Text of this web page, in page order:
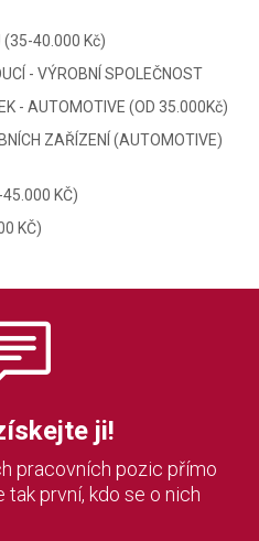
(35-40.000 Kč)
- VÝROBNÍ SPOLEČNOST
- AUTOMOTIVE (OD 35.000Kč)
ZAŘÍZENÍ (AUTOMOTIVE)
KČ)
KČ)
ji!
pracovních pozic přímo
tak první, kdo se o nich